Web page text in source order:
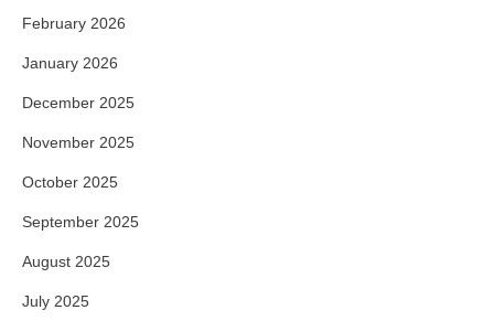
February 2026
January 2026
December 2025
November 2025
October 2025
September 2025
August 2025
July 2025